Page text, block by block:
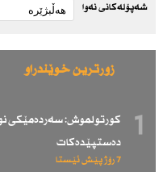
شەپۆلەکانی نەوا
زۆرترین خوێندراو
1
كورتولموش: سەردەمێكی
دەستپێدەكات
7 رۆژ پێش ئێستا